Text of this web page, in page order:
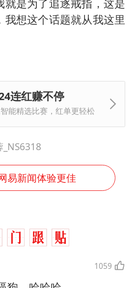
就是为了追逐戒指，这是
我想这个话题就从我这里
连红赚不停
能精选比赛，红单更轻松
易新闻体验更佳
1059